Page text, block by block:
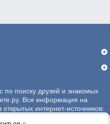
по поиску друзей и знакомых
Вся информация на
интернет-источников: